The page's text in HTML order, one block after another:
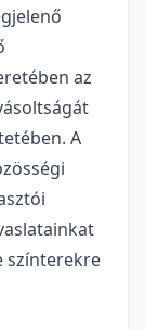
az
A
színterekre